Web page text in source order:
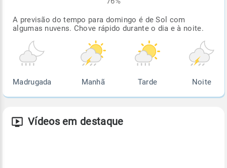
A previsão do tempo para domingo é de Sol com
algumas nuvens. Chove rápido durante o dia e à noite.
Madrugada Manhã Tarde Noite
Vídeos em destaque